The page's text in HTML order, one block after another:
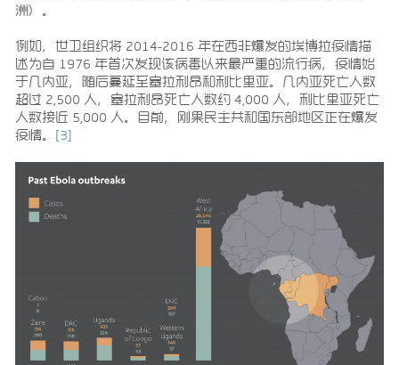
洲）。
例如，世卫组织将 2014-2016 年在西非爆发的埃博拉疫情描
述为自 1976 年首次发现该病毒以来最严重的流行病，疫情始
于几内亚，随后蔓延至塞拉利昂和利比里亚。几内亚死亡人数
超过 2,500 人，塞拉利昂死亡人数约 4,000 人，利比里亚死亡
人数接近 5,000 人。目前，刚果民主共和国东部地区正在爆发
疫情。 [3]